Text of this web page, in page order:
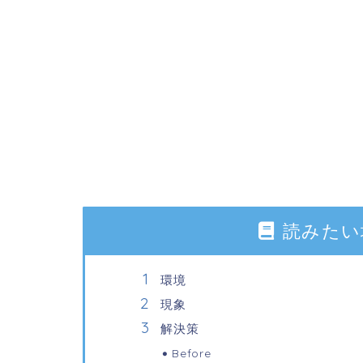
読みたい
環境
現象
解決策
Before